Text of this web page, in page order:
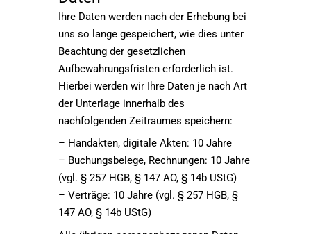
Ihre Daten werden nach der Erhebung bei
uns so lange gespeichert, wie dies unter
Beachtung der gesetzlichen
Aufbewahrungsfristen erforderlich ist.
Hierbei werden wir Ihre Daten je nach Art
der Unterlage innerhalb des
nachfolgenden Zeitraumes speichern:
– Handakten, digitale Akten: 10 Jahre
– Buchungsbelege, Rechnungen: 10 Jahre
(vgl. § 257 HGB, § 147 AO, § 14b UStG)
– Verträge: 10 Jahre (vgl. § 257 HGB, §
147 AO, § 14b UStG)